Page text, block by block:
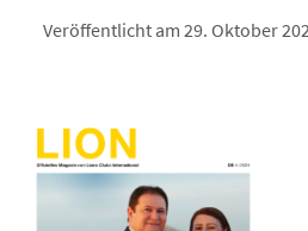
Veröffentlicht am 29. Oktober